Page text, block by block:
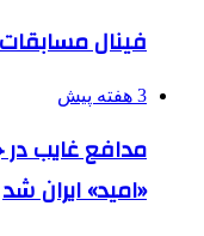
فینال
3 هفته پیش
مدافع غایب
«امید» ایران شد